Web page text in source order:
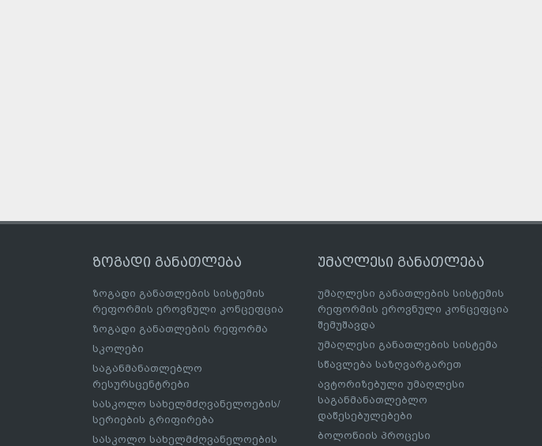
ზოგადი განათლება
ზოგადი განათლების სისტემის
რეფორმის ეროვნული კონცეფცია
ზოგადი განათლების რეფორმა
სკოლები
საგანმანათლებლო
რესურსცენტრები
სასკოლო სახელმძღვანელოების/
სერიების გრიფირება
სასკოლო სახელმძღვანელოების
უმაღლესი განათლება
უმაღლესი განათლების სისტემის
რეფორმის ეროვნული კონცეფცია
შემუშავდა
უმაღლესი განათლების სისტემა
სწავლება საზღვარგარეთ
ავტორიზებული უმაღლესი
საგანმანათლებლო
დაწესებულებები
ბოლონიის პროცესი